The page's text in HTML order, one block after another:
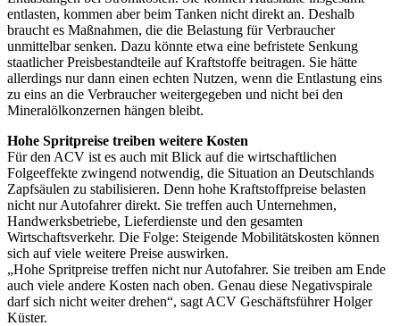
entlasten, kommen aber beim Tanken nicht direkt an. Deshalb
braucht es Maßnahmen, die die Belastung für Verbraucher
unmittelbar senken. Dazu könnte etwa eine befristete Senkung
staatlicher Preisbestandteile auf Kraftstoffe beitragen. Sie hätte
allerdings nur dann einen echten Nutzen, wenn die Entlastung eins
zu eins an die Verbraucher weitergegeben und nicht bei den
Mineralölkonzernen hängen bleibt.
Hohe Spritpreise treiben weitere Kosten
Für den ACV ist es auch mit Blick auf die wirtschaftlichen
Folgeeffekte zwingend notwendig, die Situation an Deutschlands
Zapfsäulen zu stabilisieren. Denn hohe Kraftstoffpreise belasten
nicht nur Autofahrer direkt. Sie treffen auch Unternehmen,
Handwerksbetriebe, Lieferdienste und den gesamten
Wirtschaftsverkehr. Die Folge: Steigende Mobilitätskosten können
sich auf viele weitere Preise auswirken.
„Hohe Spritpreise treffen nicht nur Autofahrer. Sie treiben am Ende
auch viele andere Kosten nach oben. Genau diese Negativspirale
darf sich nicht weiter drehen“, sagt ACV Geschäftsführer Holger
Küster.